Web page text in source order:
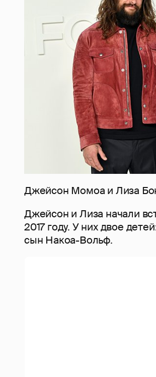
Джейсон Момоа и Лиза
Джейсон и Лиза начали
2017 году. У них двое
сын Накоа-Вольф.